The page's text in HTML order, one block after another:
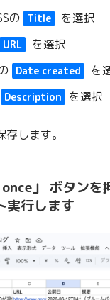
の Title
を選択
URL
を選択
Date created
を
Description を選択
存します。
」 ボタンを
実行します